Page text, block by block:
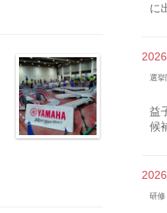
に
選挙
益
候
研修